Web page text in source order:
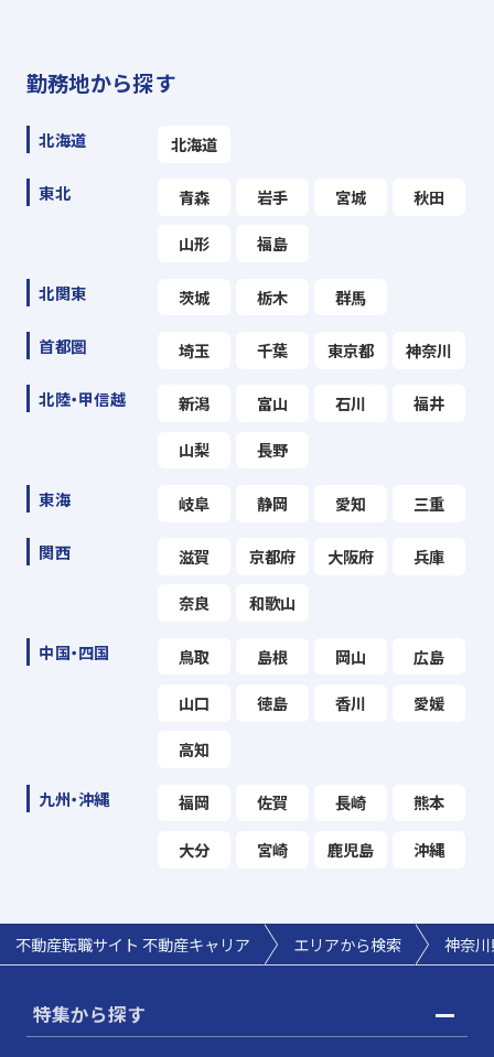
勤務地から探す
北海道 北海道
東北 青森 岩手 宮城 秋田
山形 福島
北関東 茨城 栃木 群馬
首都圏 埼玉 千葉 東京都 神奈川
北陸・甲信越 新潟 富山 石川 福井
山梨 長野
東海 岐阜 静岡 愛知 三重
関西 滋賀 京都府 大阪府 兵庫
奈良 和歌山
中国・四国 鳥取 島根 岡山 広島
山口 徳島 香川 愛媛
高知
九州・沖縄 福岡 佐賀 長崎 熊本
大分 宮崎 鹿児島 沖縄
不動産転職サイト 不動産キャリア エリアから検索 神奈
特集から探す